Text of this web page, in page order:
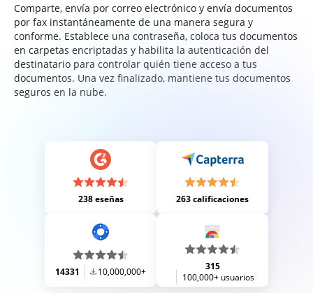
Comparte, envía por correo electrónico y envía documentos
por fax instantáneamente de una manera segura y
conforme. Establece una contraseña, coloca tus documentos
en carpetas encriptadas y habilita la autenticación del
destinatario para controlar quién tiene acceso a tus
documentos. Una vez finalizado, mantiene tus documentos
seguros en la nube.
238 eseñas 263 calificaciones
14331 10,000,000+
315
100,000+ usuarios